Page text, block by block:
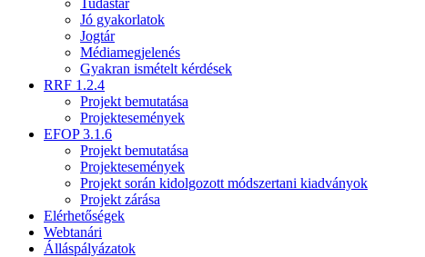
Tudástár
Jó gyakorlatok
Jogtár
Médiamegjelenés
Gyakran ismételt kérdések
RRF 1.2.4
Projekt bemutatása
Projektesemények
EFOP 3.1.6
Projekt bemutatása
Projektesemények
Projekt során kidolgozott módszertani kiadványok
Projekt zárása
Elérhetőségek
Webtanári
Álláspályázatok